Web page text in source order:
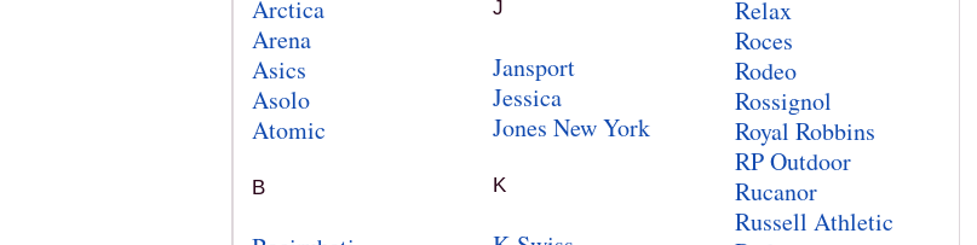
Arctica
Arena
Asics
Asolo
Atomic
B
J
Jansport
Jessica
Jones New York
K
Relax
Roces
Rodeo
Rossignol
Royal Robbins
RP Outdoor
Rucanor
Russell Athletic